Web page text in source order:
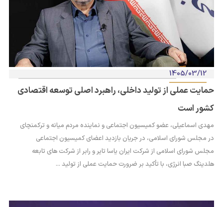
1405/03/12
حمایت عملی از تولید داخلی، راهبرد اصلی توسعه اقتصادی
کشور است
مهدی اسماعیلی، عضو کمیسیون اجتماعی و نماینده مردم میانه و ترکمنچای
در مجلس شورای اسلامی، در جریان بازدید اعضای کمیسیون اجتماعی
مجلس شورای اسلامی از شرکت ایران یاسا تایر و رابر از شرکت های تابعه
هلدینگ صبا انرژی، با تأکید بر ضرورت حمایت عملی از تولید ...